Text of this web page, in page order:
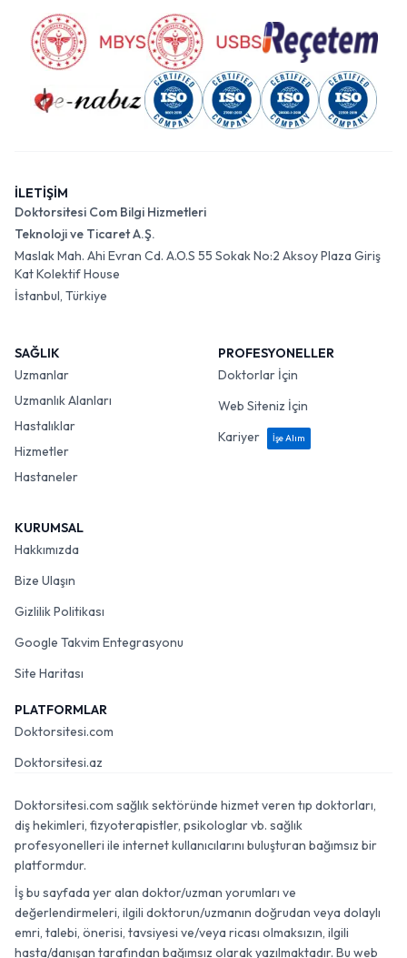
İLETİŞİM
Doktorsitesi Com Bilgi Hizmetleri
Teknoloji ve Ticaret A.Ş.
Maslak Mah. Ahi Evran Cd. A.O.S 55 Sokak No:2 Aksoy Plaza Giriş
Kat Kolektif House
İstanbul, Türkiye
SAĞLIK
Uzmanlar
Uzmanlık Alanları
Hastalıklar
Hizmetler
Hastaneler
PROFESYONELLER
Doktorlar İçin
Web Siteniz İçin
Kariyer
İşe Alım
KURUMSAL
Hakkımızda
Bize Ulaşın
Gizlilik Politikası
Google Takvim Entegrasyonu
Site Haritası
PLATFORMLAR
Doktorsitesi.com
Doktorsitesi.az
Doktorsitesi.com sağlık sektöründe hizmet veren tıp doktorları,
diş hekimleri, fizyoterapistler, psikologlar vb. sağlık
profesyonelleri ile internet kullanıcılarını buluşturan bağımsız bir
platformdur.
İş bu sayfada yer alan doktor/uzman yorumları ve
değerlendirmeleri, ilgili doktorun/uzmanın doğrudan veya dolaylı
emri, talebi, önerisi, tavsiyesi ve/veya ricası olmaksızın, ilgili
hasta/danışan tarafından bağımsız olarak yazılmaktadır. Bu web